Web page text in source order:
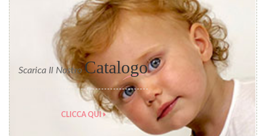
Scarica Il Nostro Catalogo
CLICCA QUI